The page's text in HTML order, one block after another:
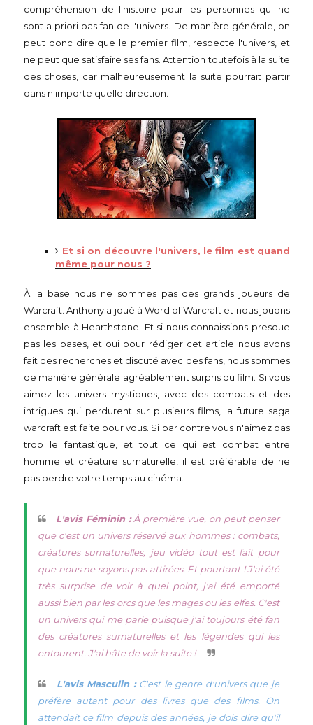
compréhension de l'histoire pour les personnes qui ne
sont a priori pas fan de l'univers. De manière générale, on
peut donc dire que le premier film, respecte l'univers, et
ne peut que satisfaire ses fans. Attention toutefois à la suite
des choses, car malheureusement la suite pourrait partir
dans n'importe quelle direction.
Et si on découvre l'univers, le film est quand
même pour nous ?
À la base nous ne sommes pas des grands joueurs de
Warcraft. Anthony a joué à Word of Warcraft et nous jouons
ensemble à Hearthstone. Et si nous connaissions presque
pas les bases, et oui pour rédiger cet article nous avons
fait des recherches et discuté avec des fans, nous sommes
de manière générale agréablement surpris du film. Si vous
aimez les univers mystiques, avec des combats et des
intrigues qui perdurent sur plusieurs films, la future saga
warcraft est faite pour vous. Si par contre vous n'aimez pas
trop le fantastique, et tout ce qui est combat entre
homme et créature surnaturelle, il est préférable de ne
pas perdre votre temps au cinéma.
L'avis Féminin :À première vue, on peut penser
que c'est un univers réservé aux hommes : combats,
créatures surnaturelles, jeu vidéo tout est fait pour
que nous ne soyons pas attirées. Et pourtant ! J'ai été
très surprise de voir à quel point, j'ai été emporté
aussi bien par les orcs que les mages ou les elfes. C'est
un univers qui me parle puisque j'ai toujours été fan
des créatures surnaturelles et les légendes qui les
entourent. J'ai hâte de voir la suite !
L'avis Masculin : C'est le genre d'univers que je
préfère autant pour des livres que des films. On
attendait ce film depuis des années, je dois dire qu'il